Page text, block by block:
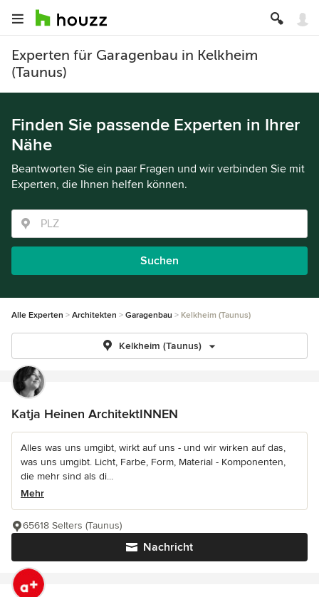
Experten für Garagenbau in Kelkheim
(Taunus)
Finden Sie passende Experten in Ihrer
Nähe
Beantworten Sie ein paar Fragen und wir verbinden Sie mit
Experten, die Ihnen helfen können.
Suchen
Alle Experten Architekten Garagenbau Kelkheim (Taunus)
Kelkheim (Taunus)
Katja Heinen ArchitektINNEN
Alles was uns umgibt, wirkt auf uns - und wir wirken auf das,
was uns umgibt. Licht, Farbe, Form, Material - Komponenten,
die mehr sind als di...
Mehr
Nachricht
65618 Selters (Taunus)